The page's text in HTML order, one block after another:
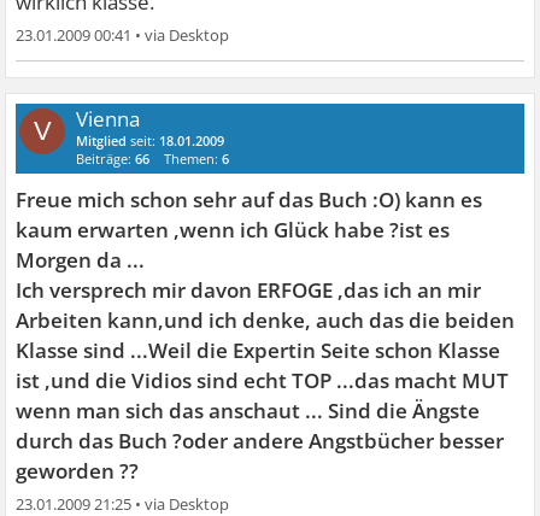
23.01.2009 00:41 •
V Vienna
Mitglied seit: 18.01.2009
Beiträge:66 Themen:6
Freue mich schon sehr auf das Buch :O) kann es
kaum erwarten ,wenn ich Glück habe ?ist es
Morgen da ...
Ich versprech mir davon ERFOGE ,das ich an mir
Arbeiten kann,und ich denke, auch das die beiden
Klasse sind ...Weil die Expertin Seite schon Klasse
ist ,und die Vidios sind echt TOP ...das macht MUT
wenn man sich das anschaut ... Sind die Ängste
durch das Buch ?oder andere Angstbücher besser
geworden ??
23.01.2009 21:25 •